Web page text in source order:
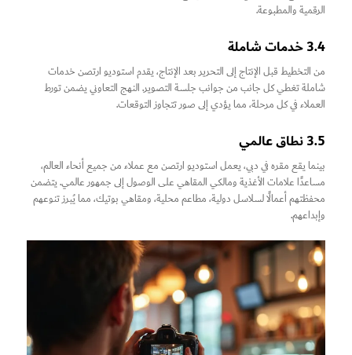
الرقمية والمطبوعة.
3.4 خدمات شاملة
من التخطيط قبل الإنتاج إلى التحرير بعد الإنتاج، يقدم استوديو ارتصن خدمات
شاملة تغطي كل جانب من جوانب جلسة التصوير. النهج التعاوني يضمن تورط
العملاء في كل مرحلة، مما يؤدي إلى صور تتجاوز التوقعات.
3.5 نطاق عالمي
بينما يقع مقره في دبي، يعمل استوديو ارتصن مع عملاء من جميع أنحاء العالم،
مساعدًا علامات الأغذية ومالكي المقاهي على الوصول إلى جمهور عالمي. يتضمن
محفظتهم أعمالًا لسلاسل دولية، مطاعم محلية، ومقاهي بوتيك، مما يُبرز تنوعهم
وإبداعهم.